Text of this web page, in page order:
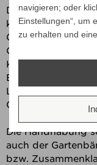
DieWEISHÄUPL
klares und
Gartentisch und
Querstabilität wird
Kreuzförmig
Edelstahl sorgen
Langstabilität bei
Gartenmöbeln.
Die Handhabung
auch der
bzw.
navigieren; oder
Einstellungen“, um
zu erhalten und